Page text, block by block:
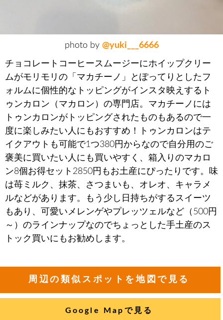
photo by @yuki___6666
チョコレートコーヒースムージーにホイップクリー
ムがモリモリの「マカチーノ」とぽってりとしたフ
ォルムに個性的なトッピングがインスタ映えするト
ゥンカロン（マカロン）の専門店。マカチーノには
トゥンカロンがトッピングされたものもあるので一
度に楽しみたい人にもおすすめ！トゥンカロンはテ
イクアウトも可能で1つ380円からなので自分用のご
褒美に買いたい人にも買いやすく、箱入りのマカロ
ン8個お得セット2850円もお土産にぴったりです。味
は苺ミルク、抹茶、さつまいも、オレオ、キャラメ
ルなどがあります。もう少し日持ちがするスイーツ
もあり、可愛いメレンゲやプレッツェルなど（500円
～）のラインナップなのでちょっとした手土産のス
トック買いにもお勧めします。
周辺の類似スポットを地図で見る
Google Mapで見る